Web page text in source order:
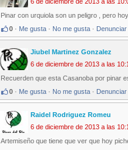
Pinar con urquiola son un peligro , pero
0 · Me gusta · No me gusta · Denunciar
Jiubel Martinez Gonzalez
6 de diciembre de 2013 a las
Recuerden que esta Casanoba por pinar
0 · Me gusta · No me gusta · Denunciar
Raidel Rodriguez Romeu
6 de diciembre de 2013 a las
Artemiseño que tiene que ver que hoy